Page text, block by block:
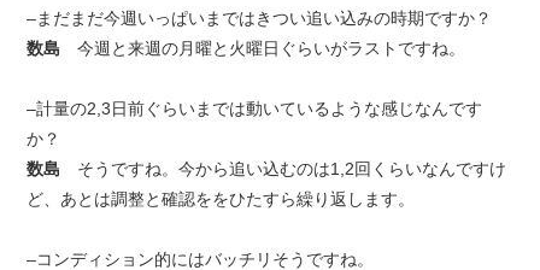
–まだまだ今週いっぱいまではきつい追い込みの時期ですか？
数島 今週と来週の月曜と火曜日ぐらいがラストですね。
–計量の2,3日前ぐらいまでは動いているような感じなんです
か？
数島 そうですね。今から追い込むのは1,2回くらいなんですけ
ど、あとは調整と確認ををひたすら繰り返します。
–コンディション的にはバッチリそうですね。